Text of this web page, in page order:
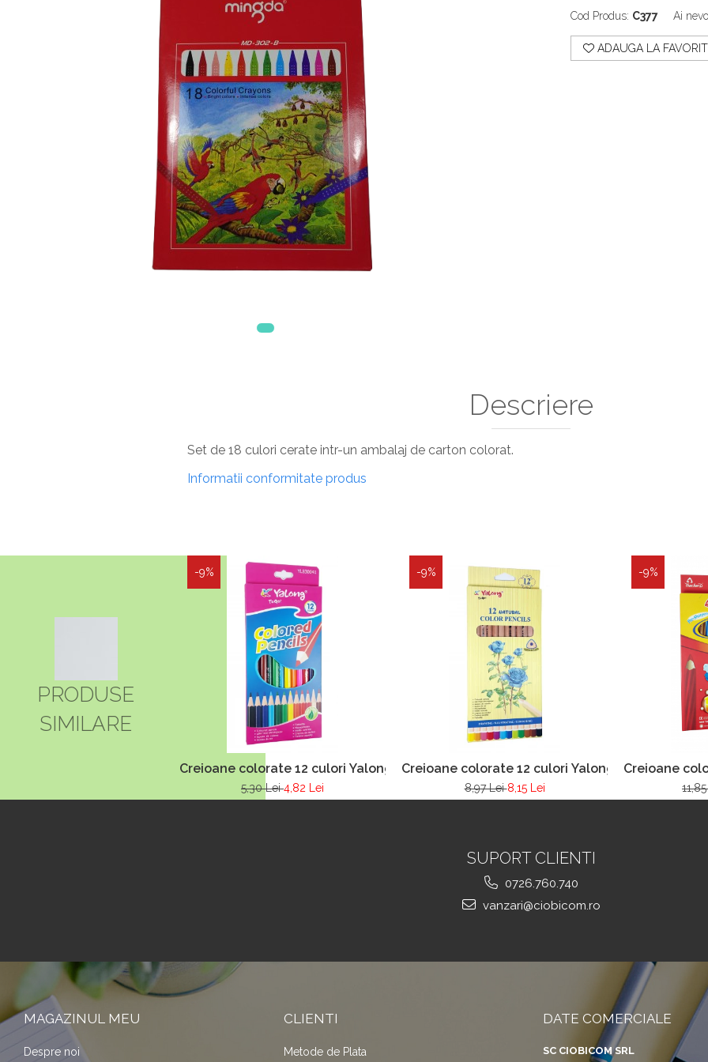
Cod Produs: C377 Ai
ADAUGA LA
Descriere
Set de 18 culori cerate intr-un ambalaj de carton colorat.
Informatii conformitate produs
PRODUSE
SIMILARE
-9%
Creioane colorate 12 culori Yalong 830041
5,30 Lei4,82 Lei
-9%
Creioane colorate 12 culori Yalong 83032
8,97 Lei8,15 Lei
-9%
Creioane
SUPORT CLIENTI
0726.760.740
vanzari@ciobicom.ro
MAGAZINUL MEU
Despre noi
CLIENTI
Metode de Plata
DATE COMERCIALE
SC CIOBICOM SRL